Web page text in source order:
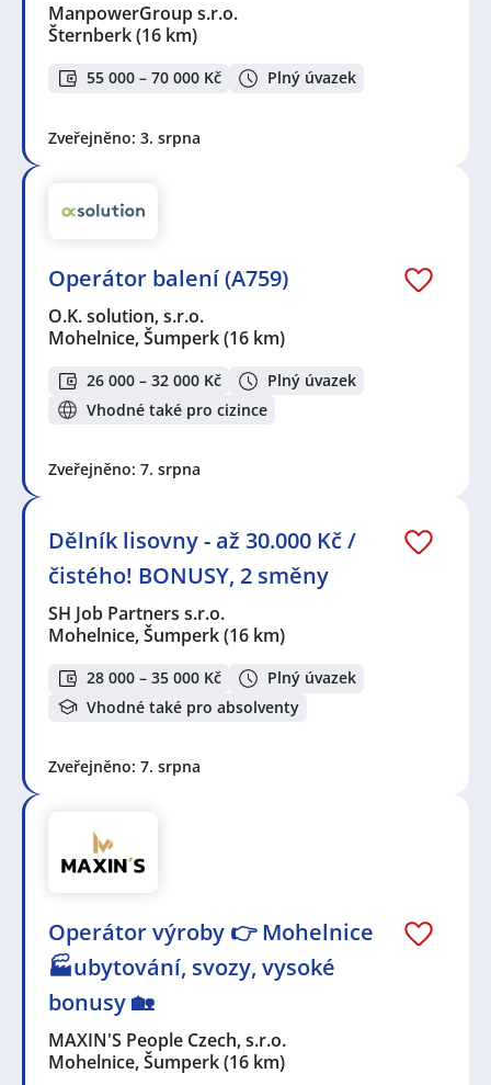
ManpowerGroup s.r.o.
Šternberk(16 km)
55 000 – 70 000 Kč Plný úvazek
Zveřejněno: 3. srpna
Operátor balení (A759)
O.K. solution, s.r.o.
Mohelnice, Šumperk(16 km)
26 000 – 32 000 Kč
Plný úvazek
Vhodné také pro cizince
Zveřejněno: 7. srpna
Dělník lisovny - až 30.000 Kč /
čistého! BONUSY, 2 směny
SH Job Partners s.r.o.
Mohelnice, Šumperk(16 km)
28 000 – 35 000 Kč
Plný úvazek
Vhodné také pro absolventy
Zveřejněno: 7. srpna
Operátor výroby 👉 Mohelnice
🏭ubytování, svozy, vysoké
bonusy 🏡
MAXIN'S People Czech, s.r.o.
Mohelnice, Šumperk(16 km)